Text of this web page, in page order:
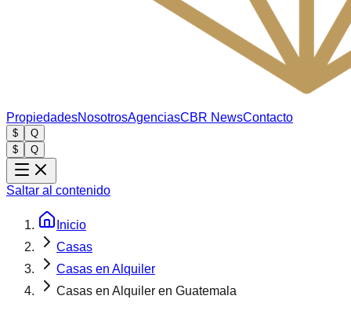
PropiedadesNosotrosAgenciasCBR NewsContacto
$
Q
$
Q
Saltar al contenido
Inicio
Casas
Casas en Alquiler
Casas en Alquiler en Guatemala